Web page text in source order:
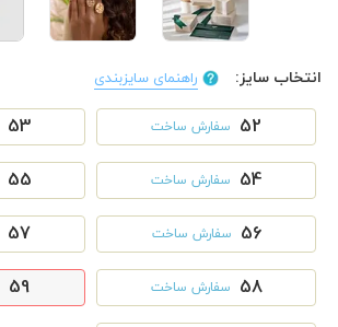
انتخاب سایز: راهنمای سایزبندی
52 سفارش ساخت 53
54 سفارش ساخت 55
56 سفارش ساخت 57
58 سفارش ساخت 59